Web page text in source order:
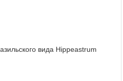
вида Hippeastrum